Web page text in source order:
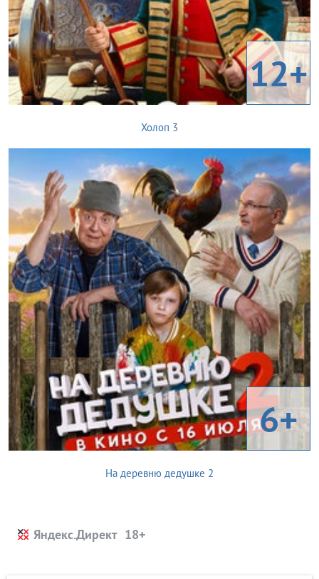
12+
Холоп 3
6+
На деревню дедушке 2
Яндекс.Директ